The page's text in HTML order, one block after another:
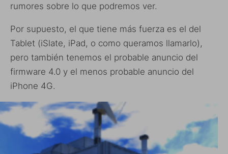
rumores sobre lo que podremos ver.
Por supuesto, el que tiene más fuerza es el del
Tablet (iSlate, iPad, o como queramos llamarlo),
pero también tenemos el probable anuncio del
firmware 4.0 y el menos probable anuncio del
iPhone 4G.